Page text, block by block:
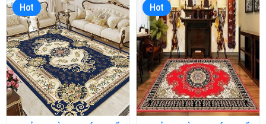
Hot Hot